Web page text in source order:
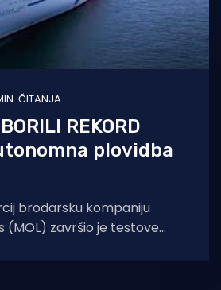
ČITANJA
REKORD
plovidba
brodarsku kompaniju
(MOL) završio je testove